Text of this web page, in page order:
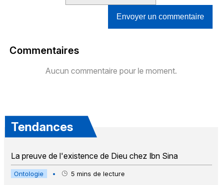
Envoyer un commentaire
Commentaires
Aucun commentaire pour le moment.
Tendances
La preuve de l'existence de Dieu chez Ibn Sina
Ontologie • 5 mins de lecture